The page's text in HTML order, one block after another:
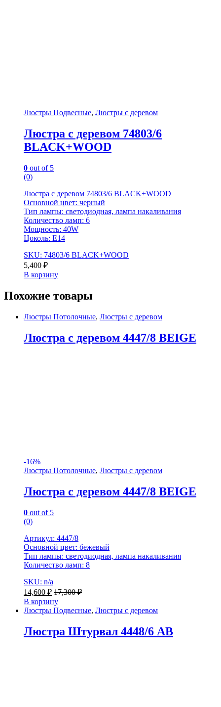
Люстры Подвесные, Люстры с деревом
Люстра с деревом 74803/6
BLACK+WOOD
0 out of 5
(0)
Люстра с деревом 74803/6 BLACK+WOOD
Основной цвет: черный
Тип лампы: светодиодная, лампа накаливания
Количество ламп: 6
Мощность: 40W
Цоколь: Е14
SKU: 74803/6 BLACK+WOOD
5,400 ₽
В корзину
Похожие товары
Люстры Потолочные, Люстры с деревом
Люстра с деревом 4447/8 BEIGE
-16%
Люстры Потолочные, Люстры с деревом
Люстра с деревом 4447/8 BEIGE
0 out of 5
(0)
Артикул: 4447/8
Основной цвет: бежевый
Тип лампы: светодиодная, лампа накаливания
Количество ламп: 8
SKU: n/a
14,600 ₽ 17,300₽
В корзину
Люстры Подвесные, Люстры с деревом
Люстра Штурвал 4448/6 AB